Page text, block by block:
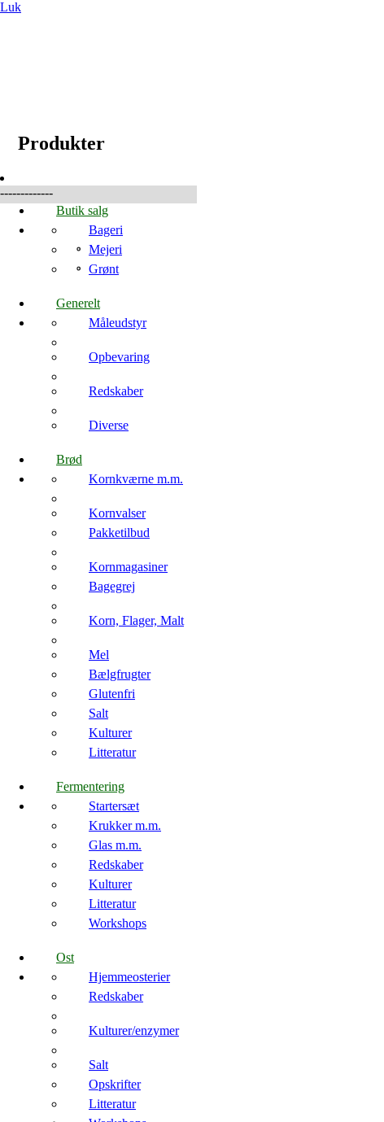
Luk
Produkter
-------------
Butik salg
Bageri
Mejeri
Grønt
Generelt
Måleudstyr
Opbevaring
Redskaber
Diverse
Brød
Kornkværne m.m.
Kornvalser
Pakketilbud
Kornmagasiner
Bagegrej
Korn, Flager, Malt
Mel
Bælgfrugter
Glutenfri
Salt
Kulturer
Litteratur
Fermentering
Startersæt
Krukker m.m.
Glas m.m.
Redskaber
Kulturer
Litteratur
Workshops
Ost
Hjemmeosterier
Redskaber
Kulturer/enzymer
Salt
Opskrifter
Litteratur